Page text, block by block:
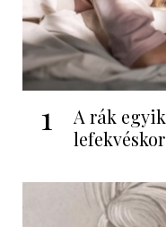
1
A rák